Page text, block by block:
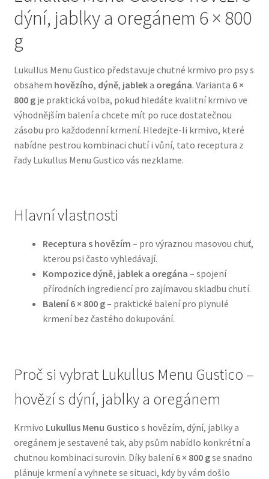
Bozita pro psy — Švédské krmivo s nordickou kvalitou
Granule pro psy
Natural Trainer pro psy — Italské krmivo s
přírodními složkami
Konzervy a kapsičky pro psy
N&D Farmina pro psy — Italské holistic krmivo
Pelíšky pro psy
Ortopedické pelíšky
Přepravky pro psy
dýní, jablky a oregánem 6 × 800
g
Lukullus Menu Gustico představuje chutné krmivo pro psy s
obsahem hovězího, dýně, jableka oregána. Varianta 6 ×
800 gje praktická volba, pokud hledáte kvalitní krmivo ve
výhodnějším balení a chcete mít po ruce dostatečnou
zásobu pro každodenní krmení. Hledejte-li krmivo, které
nabídne pestrou kombinaci chutí i vůní, tato receptura z
řady Lukullus Menu Gustico vás nezklame.
Hlavní vlastnosti
Receptura s hovězím – pro výraznou masovou chuť,
kterou psi často vyhledávají.
Kompozice dýně, jablek a oregána – spojení
přírodních ingrediencí pro zajímavou skladbu chutí.
Balení 6 × 800 g– praktické balení pro plynulé
krmení bez častého dokupování.
Proč si vybrat Lukullus Menu Gustico –
hovězí s dýní, jablky a oregánem
Krmivo Lukullus Menu Gustico s hovězím, dýní, jablky a
oregánem je sestavené tak, aby psům nabídlo konkrétní a
chutnou kombinaci surovin. Díky balení6 × 800 gse snadno
plánuje krmení a vyhnete se situaci, kdy by vám došlo